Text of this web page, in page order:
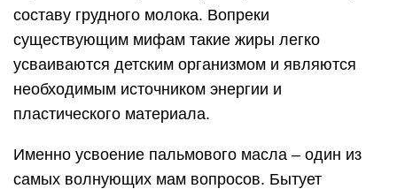
составу грудного молока. Вопреки
существующим мифам такие жиры легко
усваиваются детским организмом и являются
необходимым источником энергии и
пластического материала.
Именно усвоение пальмового масла – один из
самых волнующих мам вопросов. Бытует